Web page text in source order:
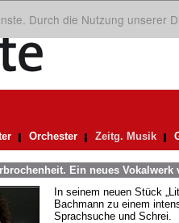
Durch die Nutzung unserer
Orchester Zeitg. Musik
Ein neues Vokalwerk
In seinem neuen Stück
Bachmann zu einem
Sprachsuche und Schrei.